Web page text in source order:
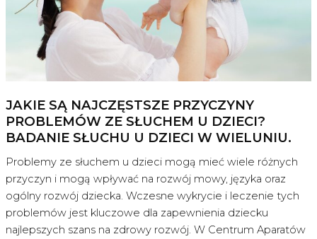
JAKIE SĄ NAJCZĘSTSZE PRZYCZYNY
PROBLEMÓW ZE SŁUCHEM U DZIECI?
BADANIE SŁUCHU U DZIECI W WIELUNIU.
Problemy ze słuchem u dzieci mogą mieć wiele różnych
przyczyn i mogą wpływać na rozwój mowy, języka oraz
ogólny rozwój dziecka. Wczesne wykrycie i leczenie tych
problemów jest kluczowe dla zapewnienia dziecku
najlepszych szans na zdrowy rozwój. W Centrum Aparatów